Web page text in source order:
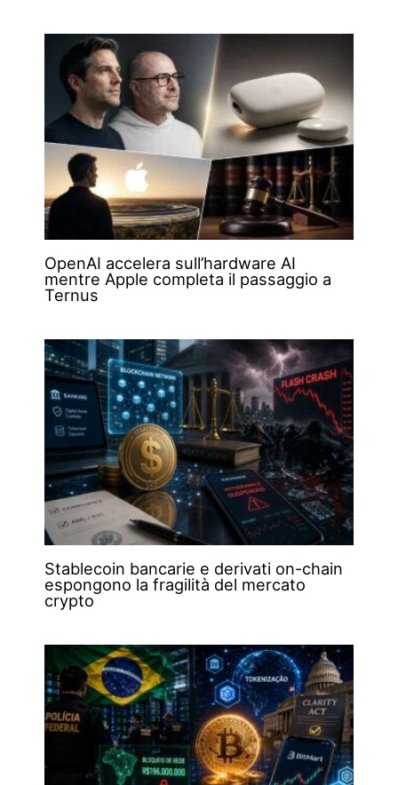
OpenAI accelera sull’hardware AI
mentre Apple completa il passaggio a
Ternus
Stablecoin bancarie e derivati on-chain
espongono la fragilità del mercato
crypto